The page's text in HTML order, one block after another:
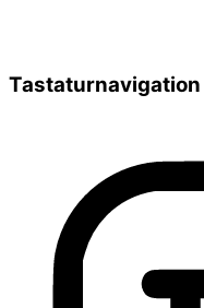
Tastaturnavigation